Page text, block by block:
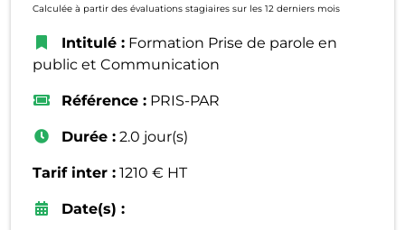
Calculée à partir des évaluations stagiaires sur les 12 derniers mois
Intitulé : Formation Prise de parole en
public et Communication
Référence : PRIS-PAR
Durée : 2.0 jour(s)
Tarif inter : 1210 € HT
Date(s) :